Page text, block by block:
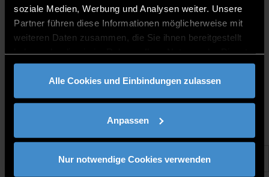
soziale Medien, Werbung und Analysen weiter. Unsere
Partner führen diese Informationen möglicherweise mit
weiteren Daten zusammen, die Sie ihnen bereitgestellt
gesammelt haben.
Alle Cookies und Einbindungen zulassen
Anpassen
Nur notwendige Cookies verwenden
B 222
0991/3615-8054